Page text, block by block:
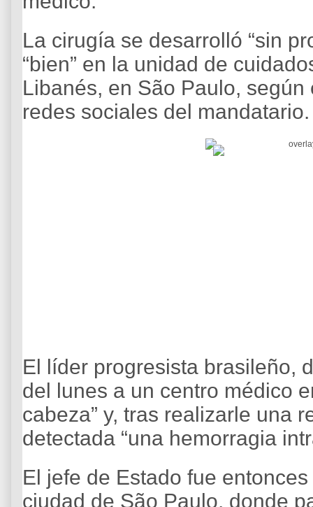
La cirugía se desarrolló “sin
“bien” en la unidad de
Libanés, en São Paulo,
redes sociales del mandatario.
El líder progresista brasileño,
del lunes a un centro médico
cabeza” y, tras realizarle una
detectada “una hemorragia
El jefe de Estado fue
ciudad de São Paulo, donde